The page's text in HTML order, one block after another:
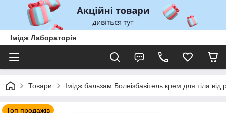
Імідж Лабораторія
Товари Імідж бальзам Болеізбавітель крем для тіла
Топ продажів